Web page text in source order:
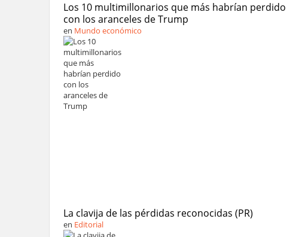
Los 10 multimillonarios que más habrían perdido
con los aranceles de Trump
en Mundo económico
La clavija de las pérdidas reconocidas (PR)
en Editorial